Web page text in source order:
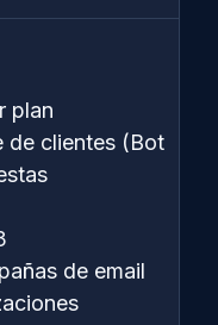
plan
de clientes (Bot
de email